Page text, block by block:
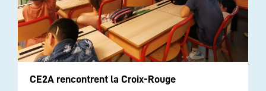
CE2A rencontrent la Croix-Rouge